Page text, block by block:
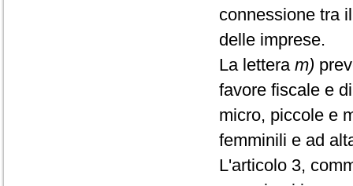
connessione tra
delle imprese.
La lettera m)
favore fiscale e
micro, piccole e
femminili e ad
L'articolo 3,